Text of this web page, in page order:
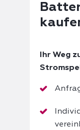
Ihr Weg